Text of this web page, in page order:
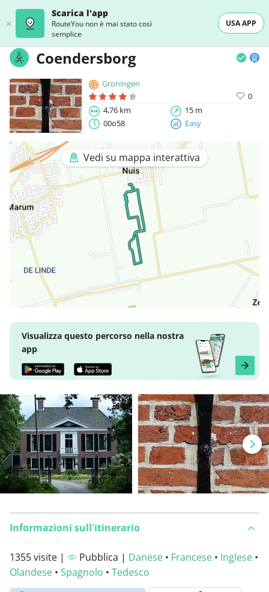
Scarica l'app
RouteYou non è mai stato così
semplice
USA APP
Coendersborg
Groningen
0
4,76 km
15 m
00o58
Easy
Vedi su mappa interattiva
Visualizza questo percorso nella nostra
app
Informazioni sull'itinerario
1355 visite | Pubblica | Danese • Francese • Inglese •
Olandese • Spagnolo • Tedesco